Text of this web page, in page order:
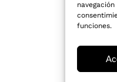
funciones.